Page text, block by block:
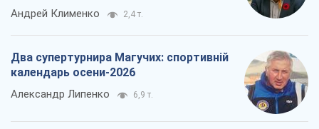
Андрей Клименко 2,4 т.
Два супертурнира Магучих: спортивній
календарь осени-2026
Александр Липенко 6,9 т.